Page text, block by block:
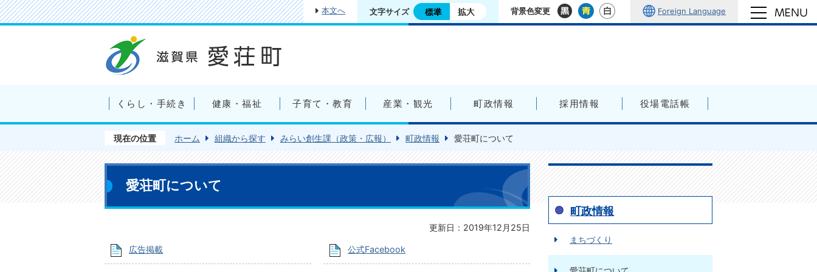
本文へ 文字サイズ 背景色変更 Foreign Language
くらし・手続き 健康・福祉 子育て・教育 産業・観光 町政情報 採用情報 役場電話帳
現在の位置 ホーム 組織から探す みらい創生課（政策・広報） 町政情報 愛荘町について
愛荘町について
更新日：2019年12月25日
広告掲載 公式Facebook
町政情報
まちづくり